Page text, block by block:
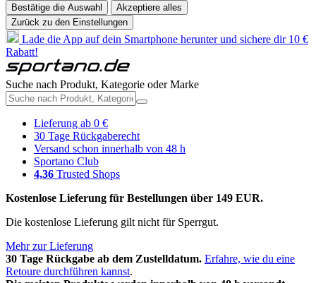
Bestätige die Auswahl
Akzeptiere alles
Zurück zu den Einstellungen
Lade die App auf dein Smartphone herunter und sichere dir 10 €
Rabatt!
Suche nach Produkt, Kategorie oder Marke
Lieferung ab 0 €
30 Tage Rückgaberecht
Versand schon innerhalb von 48 h
Sportano Club
4,36 Trusted Shops
Kostenlose Lieferung für Bestellungen über 149 EUR.
Die kostenlose Lieferung gilt nicht für Sperrgut.
Mehr zur Lieferung
30 Tage Rückgabe ab dem Zustelldatum. Erfahre, wie du eine
Retoure durchführen kannst.